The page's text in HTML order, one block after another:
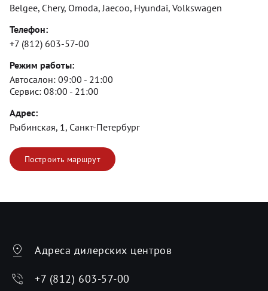
Belgee, Chery, Omoda, Jaecoo, Hyundai, Volkswagen
Телефон:
+7 (812) 603-57-00
Режим работы:
Автосалон: 09:00 - 21:00
Сервис: 08:00 - 21:00
Адрес:
Рыбинская, 1, Санкт-Петербург
Построить маршрут
Адреса дилерских центров
+7 (812) 603-57-00